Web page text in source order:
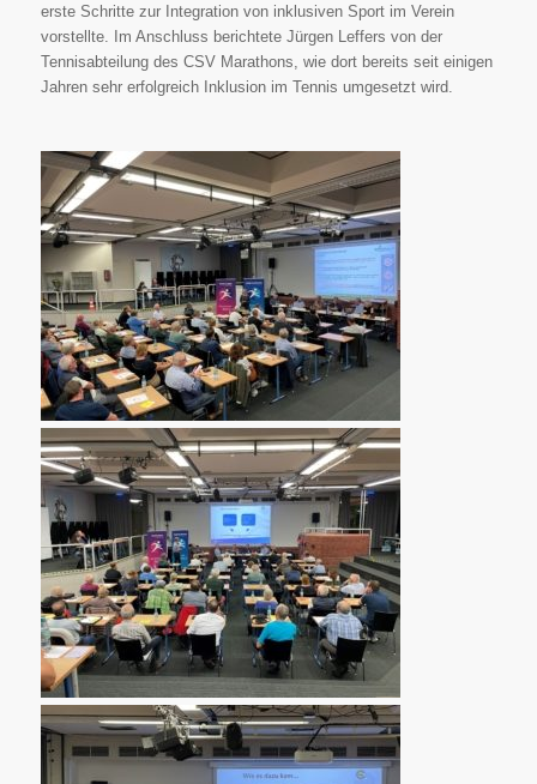
erste Schritte zur Integration von inklusiven Sport im Verein
vorstellte. Im Anschluss berichtete Jürgen Leffers von der
Tennisabteilung des CSV Marathons, wie dort bereits seit einigen
Jahren sehr erfolgreich Inklusion im Tennis umgesetzt wird.